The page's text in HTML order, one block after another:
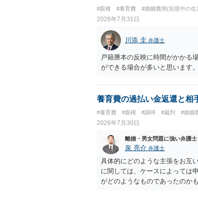
#親権 #養育費 #婚姻費用(別居中の生
2026年7月31日
川添 圭 弁護士
戸籍謄本の反映に時間がかかる
ができる場合が多いと思います
養育費の過払い金返還と相
#養育費 #親権 #調停 #裁判 #婚姻
2026年7月30日
離婚・男女問題に強い弁護士
泉 亮介 弁護士
具体的にどのような主張をお互
に関しては、ケースによっては
がどのようなものであったのか